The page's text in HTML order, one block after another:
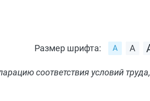
Размер шрифта:
соответствия условий труда,